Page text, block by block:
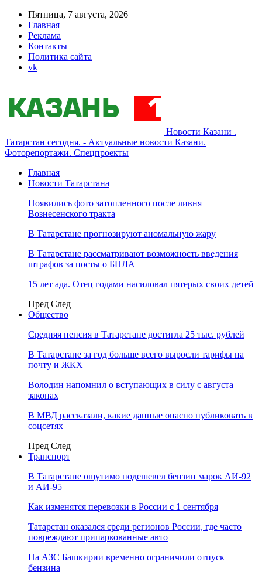
Пятница, 7 августа, 2026
Главная
Реклама
Контакты
Политика сайта
vk
Новости Казани .
Татарстан сегодня. - Актуальные новости Казани.
Фоторепортажи. Спецпроекты
Главная
Новости Татарстана
Появились фото затопленного после ливня
Вознесенского тракта
В Татарстане прогнозируют аномальную жару
В Татарстане рассматривают возможность введения
штрафов за посты о БПЛА
15 лет ада. Отец годами насиловал пятерых своих детей
Пред След
Общество
Средняя пенсия в Татарстане достигла 25 тыс. рублей
В Татарстане за год больше всего выросли тарифы на
почту и ЖКХ
Володин напомнил о вступающих в силу с августа
законах
В МВД рассказали, какие данные опасно публиковать в
соцсетях
Пред След
Транспорт
В Татарстане ощутимо подешевел бензин марок АИ-92
и АИ-95
Как изменятся перевозки в России с 1 сентября
Татарстан оказался среди регионов России, где часто
повреждают припаркованные авто
На АЗС Башкирии временно ограничили отпуск
бензина